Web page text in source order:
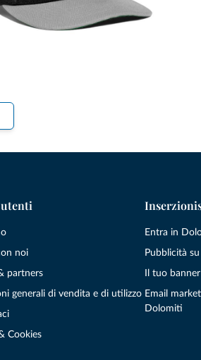
noi
partners
generali di vendita e di utilizzo
Cookies
Entra in
Pubblicità
Il tuo
Email
Dolomiti